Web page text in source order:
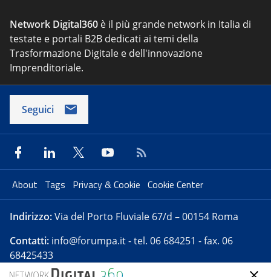
Network Digital360 è il più grande network in Italia di
testate e portali B2B dedicati ai temi della
Trasformazione Digitale e dell'innovazione
Imprenditoriale.
Seguici
About Tags Privacy & Cookie Cookie Center
Indirizzo:Via del Porto Fluviale 67/d – 00154 Roma
Contatti: info@forumpa.it- tel. 06 684251 - fax. 06
68425433